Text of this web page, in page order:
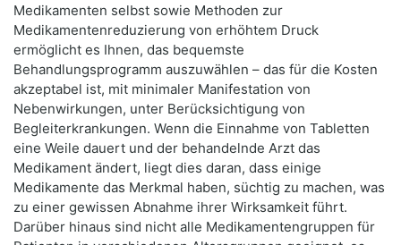
Medikamenten selbst sowie Methoden zur
Medikamentenreduzierung von erhöhtem Druck
ermöglicht es Ihnen, das bequemste
Behandlungsprogramm auszuwählen – das für die Kosten
akzeptabel ist, mit minimaler Manifestation von
Nebenwirkungen, unter Berücksichtigung von
Begleiterkrankungen. Wenn die Einnahme von Tabletten
eine Weile dauert und der behandelnde Arzt das
Medikament ändert, liegt dies daran, dass einige
Medikamente das Merkmal haben, süchtig zu machen, was
zu einer gewissen Abnahme ihrer Wirksamkeit führt.
Darüber hinaus sind nicht alle Medikamentengruppen für